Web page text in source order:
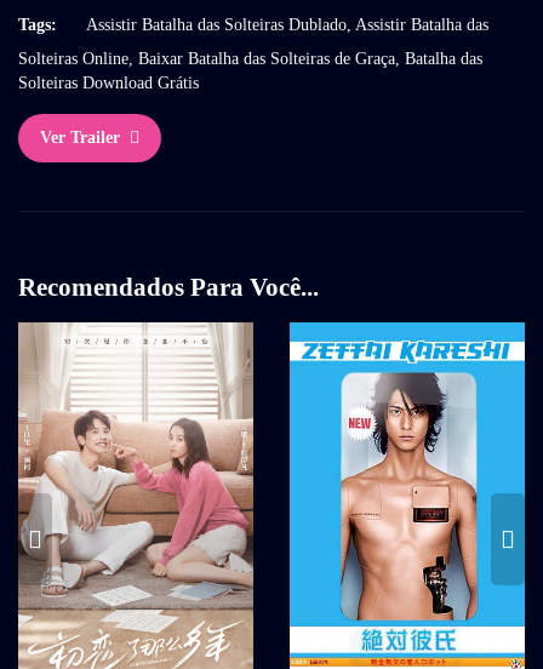
Tags:
Assistir Batalha das Solteiras Dublado, Assistir Batalha das
Solteiras Online, Baixar Batalha das Solteiras de Graça, Batalha das
Solteiras Download Grátis
Ver Trailer
Recomendados Para Você...